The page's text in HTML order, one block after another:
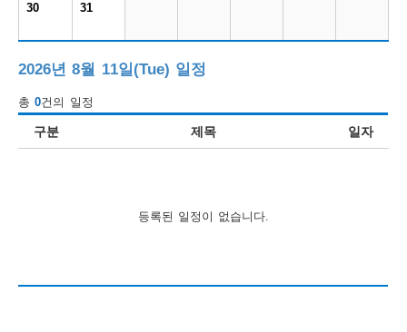
보
30 31
2026년 8월 11일(Tue) 일정
총0건의 일정
구분 제목 일자
등록된 일정이 없습니다.
우
미